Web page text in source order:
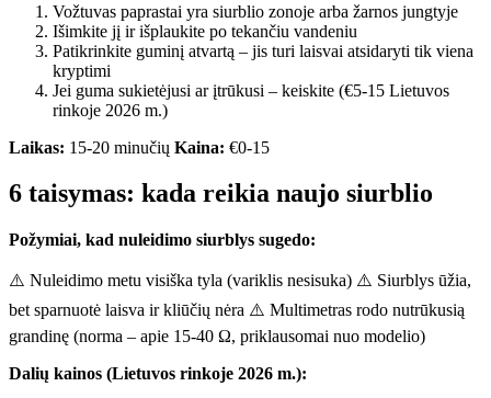
Vožtuvas paprastai yra siurblio zonoje arba žarnos jungtyje
Išimkite jį ir išplaukite po tekančiu vandeniu
Patikrinkite guminį atvartą – jis turi laisvai atsidaryti tik viena
kryptimi
Jei guma sukietėjusi ar įtrūkusi – keiskite (€5-15 Lietuvos
rinkoje 2026 m.)
Laikas: 15-20 minučių Kaina: €0-15
6 taisymas: kada reikia naujo siurblio
Požymiai, kad nuleidimo siurblys sugedo:
⚠️ Nuleidimo metu visiška tyla (variklis nesisuka) ⚠️ Siurblys ūžia,
bet sparnuotė laisva ir kliūčių nėra ⚠️ Multimetras rodo nutrūkusią
grandinę (norma – apie 15-40 Ω, priklausomai nuo modelio)
Dalių kainos (Lietuvos rinkoje 2026 m.):